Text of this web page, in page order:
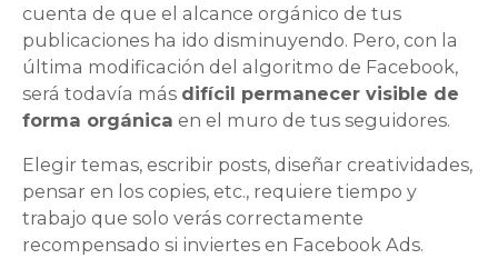
cuenta de que el alcance orgánico de tus
publicaciones ha ido disminuyendo. Pero, con la
última modificación del algoritmo de Facebook,
será todavía más difícil permanecer visible de
forma orgánica en el muro de tus seguidores.
Elegir temas, escribir posts, diseñar creatividades,
pensar en los copies, etc., requiere tiempo y
trabajo que solo verás correctamente
recompensado si inviertes en Facebook Ads.